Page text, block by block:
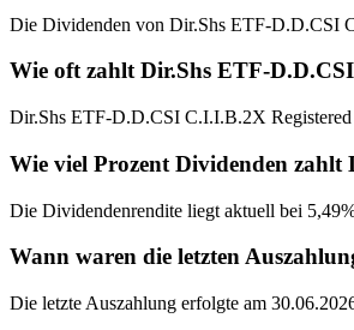
Die Dividenden von Dir.Shs ETF-D.D.CSI
Wie oft zahlt Dir.Shs ETF-
Dir.Shs ETF-D.D.CSI C.I.I.B.2X Registered
Wie viel Prozent Dividenden zahlt
Die Dividendenrendite liegt aktuell bei
Wann waren die letzten
Die letzte Auszahlung erfolgte am